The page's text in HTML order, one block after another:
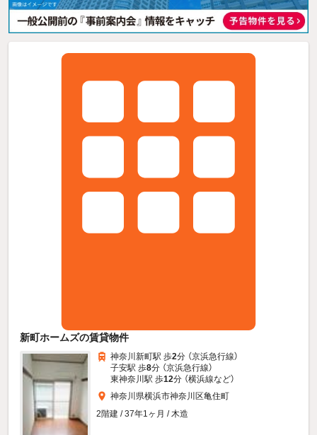
新町ホームズの賃貸物件
神奈川新町駅 歩2分 （京浜急行線）
子安駅 歩8分 （京浜急行線）
東神奈川駅 歩12分 （横浜線など）
神奈川県横浜市神奈川区亀住町
2階建 / 37年1ヶ月 / 木造